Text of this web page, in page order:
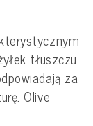
tłuszczu
za
Olive